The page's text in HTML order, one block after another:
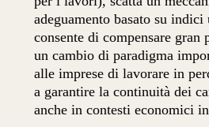
adeguamento basato su
consente di compensare gran
un cambio di paradigma
alle imprese di lavorare in
a garantire la continuità dei
anche in contesti economici